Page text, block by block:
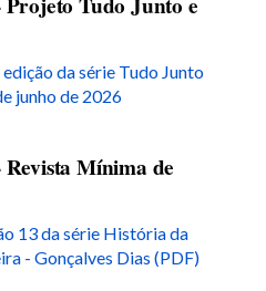
da série Tudo Junto
junho de 2026
Revista Mínima de
13 da série História da
- Gonçalves Dias (PDF)